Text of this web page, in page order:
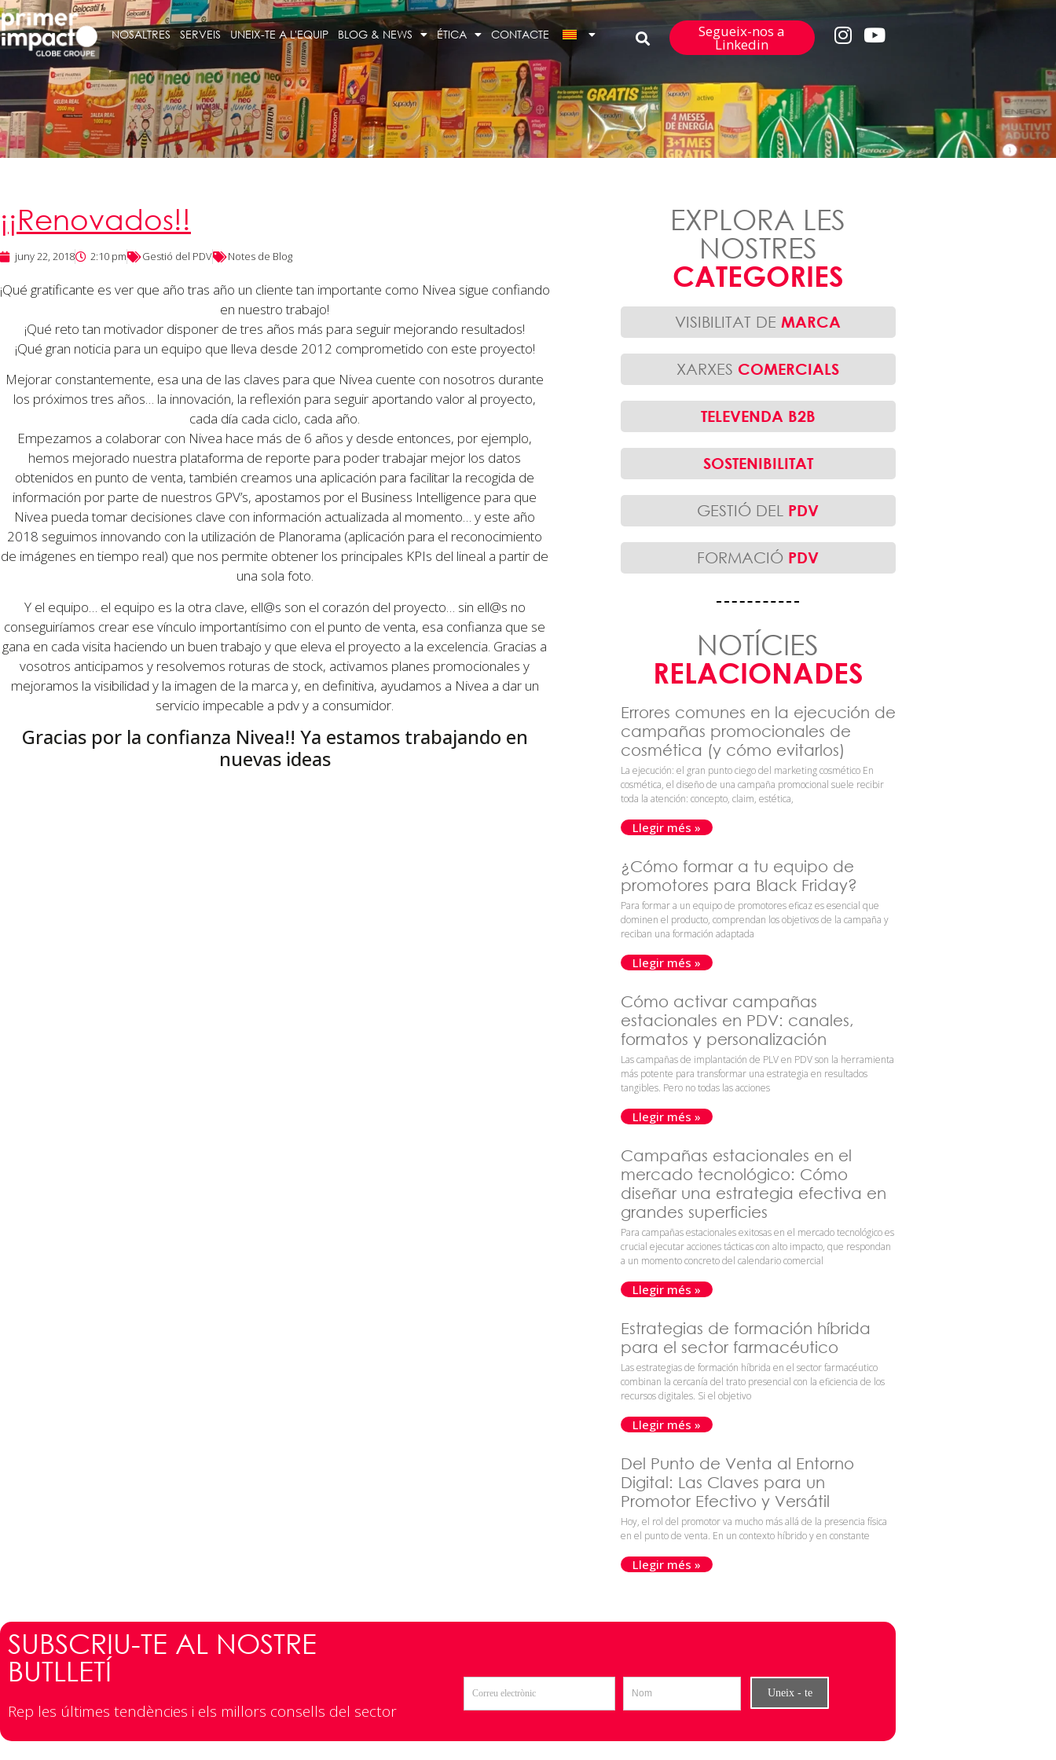
NOSALTRES SERVEIS UNEIX-TE A L'EQUIP BLOG & NEWS ÉTICA CONTACTE Segueix-nos a
Linkedin
¡¡Renovados!!
juny 22, 2018 2:10 pm Gestió del PDV Notes de Blog
¡Qué gratificante es ver que año tras año un cliente tan importante como Nivea sigue confiando
en nuestro trabajo!
¡Qué reto tan motivador disponer de tres años más para seguir mejorando resultados!
¡Qué gran noticia para un equipo que lleva desde 2012 comprometido con este proyecto!
Mejorar constantemente, esa una de las claves para que Nivea cuente con nosotros durante
los próximos tres años… la innovación, la reflexión para seguir aportando valor al proyecto,
cada día cada ciclo, cada año.
Empezamos a colaborar con Nivea hace más de 6 años y desde entonces, por ejemplo,
hemos mejorado nuestra plataforma de reporte para poder trabajar mejor los datos
obtenidos en punto de venta, también creamos una aplicación para facilitar la recogida de
información por parte de nuestros GPV’s, apostamos por el Business Intelligence para que
Nivea pueda tomar decisiones clave con información actualizada al momento… y este año
2018 seguimos innovando con la utilización de Planorama (aplicación para el reconocimiento
de imágenes en tiempo real) que nos permite obtener los principales KPIs del lineal a partir de
una sola foto.
Y el equipo… el equipo es la otra clave, ell@s son el corazón del proyecto… sin ell@s no
conseguiríamos crear ese vínculo importantísimo con el punto de venta, esa confianza que se
gana en cada visita haciendo un buen trabajo y que eleva el proyecto a la excelencia. Gracias a
vosotros anticipamos y resolvemos roturas de stock, activamos planes promocionales y
mejoramos la visibilidad y la imagen de la marca y, en definitiva, ayudamos a Nivea a dar un
servicio impecable a pdv y a consumidor.
Gracias por la confianza Nivea!! Ya estamos trabajando en
nuevas ideas
EXPLORA LES
NOSTRES
CATEGORIES
VISIBILITAT DEMARCA
XARXES COMERCIALS
TELEVENDA B2B
SOSTENIBILITAT
GESTIÓ DEL PDV
FORMACIÓ PDV
NOTÍCIES
RELACIONADES
Errores comunes en la ejecución de
campañas promocionales de
cosmética (y cómo evitarlos)
La ejecución: el gran punto ciego del marketing cosmético En
cosmética, el diseño de una campaña promocional suele recibir
toda la atención: concepto, claim, estética,
Llegir més »
¿Cómo formar a tu equipo de
promotores para Black Friday?
Para formar a un equipo de promotores eficaz es esencial que
dominen el producto, comprendan los objetivos de la campaña y
reciban una formación adaptada
Llegir més »
Cómo activar campañas
estacionales en PDV: canales,
formatos y personalización
Las campañas de implantación de PLV en PDV son la herramienta
más potente para transformar una estrategia en resultados
tangibles. Pero no todas las acciones
Llegir més »
Campañas estacionales en el
mercado tecnológico: Cómo
diseñar una estrategia efectiva en
grandes superficies
Para campañas estacionales exitosas en el mercado tecnológico es
crucial ejecutar acciones tácticas con alto impacto, que respondan
a un momento concreto del calendario comercial
Llegir més »
Estrategias de formación híbrida
para el sector farmacéutico
Las estrategias de formación híbrida en el sector farmacéutico
combinan la cercanía del trato presencial con la eficiencia de los
recursos digitales. Si el objetivo
Llegir més »
Del Punto de Venta al Entorno
Digital: Las Claves para un
Promotor Efectivo y Versátil
Hoy, el rol del promotor va mucho más allá de la presencia física
en el punto de venta. En un contexto híbrido y en constante
Llegir més »
SUBSCRIU-TE AL NOSTRE
BUTLLETÍ
Rep les últimes tendències i els millors consells del sector​